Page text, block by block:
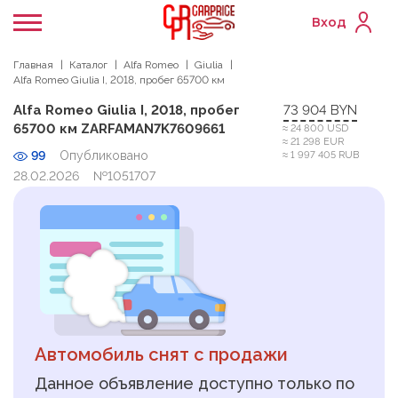
Вход
Главная Каталог Alfa Romeo
Giulia
Alfa Romeo Giulia I, 2018, пробег 65700 км
Alfa Romeo Giulia I, 2018, пробег
65700 км ZARFAMAN7K7609661
99
Опубликовано
28.02.2026
№1051707
73 904 BYN
≈ 24 800 USD
≈ 21 298 EUR
≈ 1 997 405 RUB
Автомобиль снят с продажи
Данное объявление доступно только по